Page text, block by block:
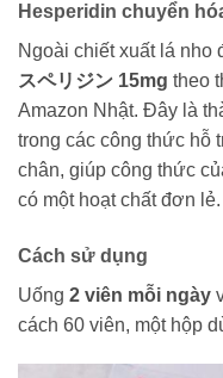
Hesperidin chuyển
Ngoài chiết xuất lá nho
スペリジン 15mg theo
Amazon Nhật. Đây là
trong các công thức hỗ
chân, giúp công thức
có một hoạt chất đơn lẻ.
Cách sử dụng
Uống 2 viên mỗi ngày
cách 60 viên, một hộp